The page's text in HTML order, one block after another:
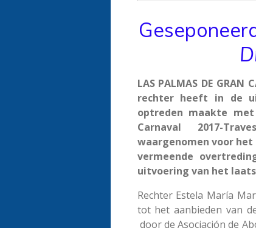
LAS PALMAS DE
rechter heeft in de
optreden maakte
Carnaval 2017-
waargenomen voor
vermeende
uitvoering van het
Rechter Estela María
tot het aanbieden van
door de Asociación de